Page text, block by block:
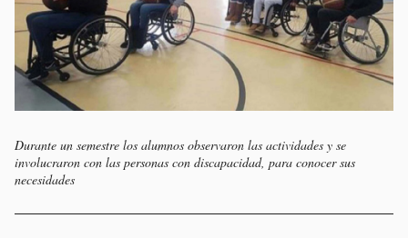
Durante un semestre los alumnos observaron las actividades y se
involucraron con las personas con discapacidad, para conocer sus
necesidades